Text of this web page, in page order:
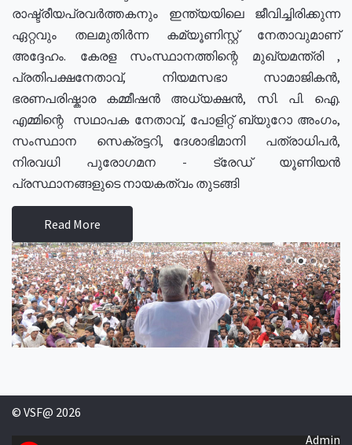
രാഷ്ട്രീയപ്രവർത്തകനും ഇന്ത്യയിലെ ജീവിച്ചിരിക്കുന്ന
ഏറ്റവും തലമുതിർന്ന കമ്യൂണിസ്റ്റ് നേതാവുമാണ്
അദ്ദേഹം. കേരള സംസ്ഥാനത്തിന്റെ മുഖ്യമന്ത്രി ,
പ്രതിപക്ഷനേതാവ്, നിയമസഭാ സാമാജികൻ,
ഭരണപരിഷ്കാര കമ്മീഷൻ അധ്യക്ഷൻ, സി. പി. ഐ.
എമ്മിന്റെ സഥാപക നേതാവ്, പോളിറ്റ് ബ്യുറോ അംഗം,
സംസ്ഥാന സെക്രട്ടറി, ദേശാഭിമാനി പത്രാധിപർ,
നിരവധി പുരോഗമന - ട്രേഡ് യൂണിയൻ
പ്രസ്ഥാനങ്ങളുടെ നായകത്വം തുടങ്ങി
Read More
© VSF@ 2026
Admin